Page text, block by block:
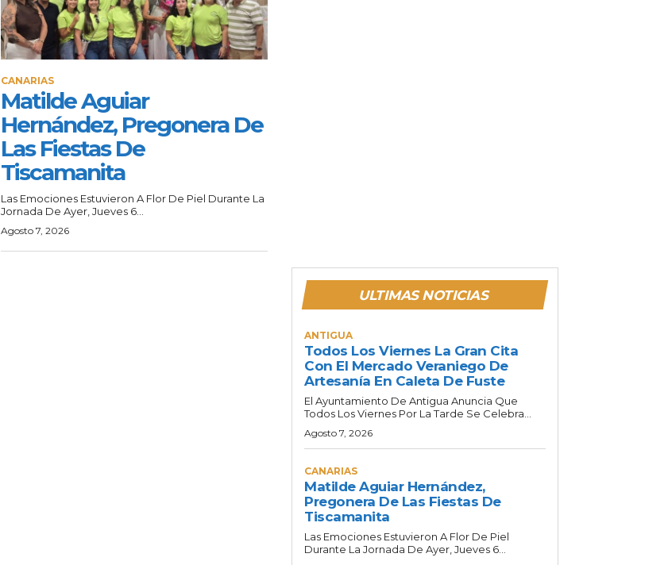
CANARIAS
Matilde Aguiar
Hernández, Pregonera De
Las Fiestas De
Tiscamanita
Las Emociones Estuvieron A Flor De Piel Durante La
Jornada De Ayer, Jueves 6...
Agosto 7, 2026
ULTIMAS NOTICIAS
ANTIGUA
Todos Los Viernes La Gran Cita
Con El Mercado Veraniego De
Artesanía En Caleta De Fuste
El Ayuntamiento De Antigua Anuncia Que
Todos Los Viernes Por La Tarde Se Celebra...
Agosto 7, 2026
CANARIAS
Matilde Aguiar Hernández,
Pregonera De Las Fiestas De
Tiscamanita
Las Emociones Estuvieron A Flor De Piel
Durante La Jornada De Ayer, Jueves 6...